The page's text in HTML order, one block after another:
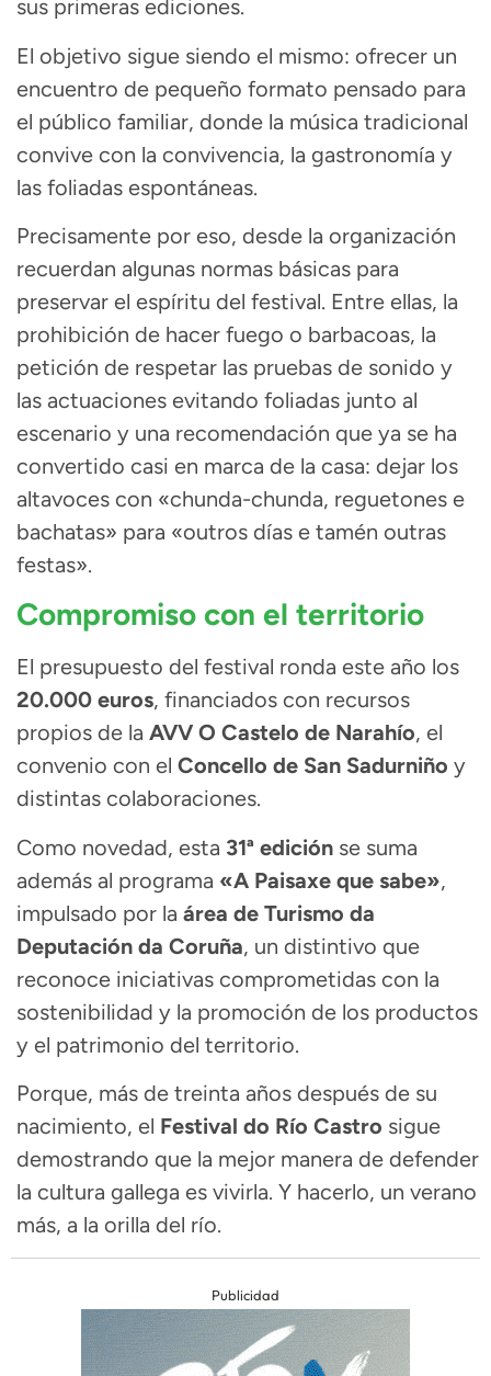
sus primeras ediciones.
El objetivo sigue siendo el mismo: ofrecer un
encuentro de pequeño formato pensado para
el público familiar, donde la música tradicional
convive con la convivencia, la gastronomía y
las foliadas espontáneas.
Precisamente por eso, desde la organización
recuerdan algunas normas básicas para
preservar el espíritu del festival. Entre ellas, la
prohibición de hacer fuego o barbacoas, la
petición de respetar las pruebas de sonido y
las actuaciones evitando foliadas junto al
escenario y una recomendación que ya se ha
convertido casi en marca de la casa: dejar los
altavoces con «chunda-chunda, reguetones e
bachatas» para «outros días e tamén outras
festas».
Compromiso con el territorio
El presupuesto del festival ronda este año los
20.000 euros, financiados con recursos
propios de la AVV O Castelo de Narahío, el
convenio con el Concello de San Sadurniño y
distintas colaboraciones.
Como novedad, esta 31ª edición se suma
además al programa «A Paisaxe que sabe»,
impulsado por la área de Turismo da
Deputación da Coruña, un distintivo que
reconoce iniciativas comprometidas con la
sostenibilidad y la promoción de los productos
y el patrimonio del territorio.
Porque, más de treinta años después de su
nacimiento, el Festival do Río Castro sigue
demostrando que la mejor manera de defender
la cultura gallega es vivirla. Y hacerlo, un verano
más, a la orilla del río.
Publicidad